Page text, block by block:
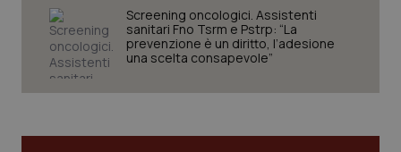
Screening oncologici. Assistenti
sanitari Fno Tsrm e Pstrp: “La
prevenzione è un diritto, l’adesione
una scelta consapevole”
Necessari Statistici Marketing
I cookie necessari contribuiscono a rendere fruibile il
protette del sito. Il sito web non è in grado di